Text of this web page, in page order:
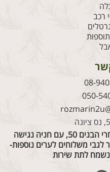
רכב
08-
050-
עברנו לסטודיו החדש במרכז מסחרי הבנים 50, עם חניה נגישה
לגבי משלוחים לערים נוספות-
לתת שירות